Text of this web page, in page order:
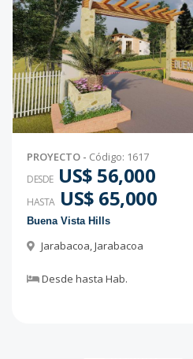
PROYECTO - Código: 1617
DESDE US$ 56,000
HASTA US$ 65,000
Buena Vista Hills
Jarabacoa,Jarabacoa
Desde hasta Hab.